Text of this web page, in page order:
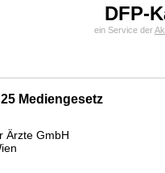
DFP-
ein Service der
Mediengesetz
Ärzte GmbH